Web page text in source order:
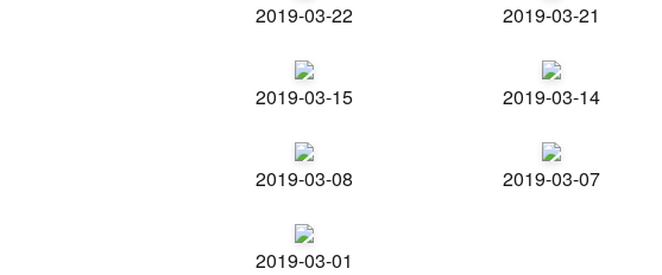
2019-03-22 2019-03-21
2019-03-15 2019-03-14
2019-03-08 2019-03-07
2019-03-01